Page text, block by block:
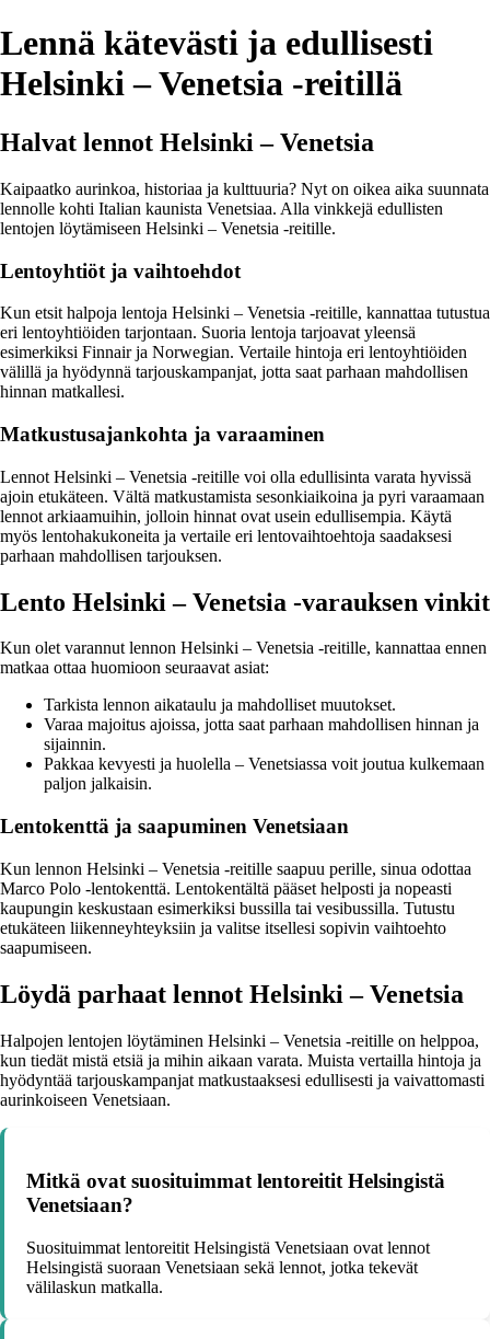
Lennä kätevästi ja edullisesti
Helsinki – Venetsia -reitillä
Halvat lennot Helsinki – Venetsia
Kaipaatko aurinkoa, historiaa ja kulttuuria? Nyt on oikea aika suunnata
lennolle kohti Italian kaunista Venetsiaa. Alla vinkkejä edullisten
lentojen löytämiseen Helsinki – Venetsia -reitille.
Lentoyhtiöt ja vaihtoehdot
Kun etsit halpoja lentoja Helsinki – Venetsia -reitille, kannattaa tutustua
eri lentoyhtiöiden tarjontaan. Suoria lentoja tarjoavat yleensä
esimerkiksi Finnair ja Norwegian. Vertaile hintoja eri lentoyhtiöiden
välillä ja hyödynnä tarjouskampanjat, jotta saat parhaan mahdollisen
hinnan matkallesi.
Matkustusajankohta ja varaaminen
Lennot Helsinki – Venetsia -reitille voi olla edullisinta varata hyvissä
ajoin etukäteen. Vältä matkustamista sesonkiaikoina ja pyri varaamaan
lennot arkiaamuihin, jolloin hinnat ovat usein edullisempia. Käytä
myös lentohakukoneita ja vertaile eri lentovaihtoehtoja saadaksesi
parhaan mahdollisen tarjouksen.
Lento Helsinki – Venetsia -varauksen vinkit
Kun olet varannut lennon Helsinki – Venetsia -reitille, kannattaa ennen
matkaa ottaa huomioon seuraavat asiat:
Tarkista lennon aikataulu ja mahdolliset muutokset.
Varaa majoitus ajoissa, jotta saat parhaan mahdollisen hinnan ja
sijainnin.
Pakkaa kevyesti ja huolella – Venetsiassa voit joutua kulkemaan
paljon jalkaisin.
Lentokenttä ja saapuminen Venetsiaan
Kun lennon Helsinki – Venetsia -reitille saapuu perille, sinua odottaa
Marco Polo -lentokenttä. Lentokentältä pääset helposti ja nopeasti
kaupungin keskustaan esimerkiksi bussilla tai vesibussilla. Tutustu
etukäteen liikenneyhteyksiin ja valitse itsellesi sopivin vaihtoehto
saapumiseen.
Löydä parhaat lennot Helsinki – Venetsia
Halpojen lentojen löytäminen Helsinki – Venetsia -reitille on helppoa,
kun tiedät mistä etsiä ja mihin aikaan varata. Muista vertailla hintoja ja
hyödyntää tarjouskampanjat matkustaaksesi edullisesti ja vaivattomasti
aurinkoiseen Venetsiaan.
Mitkä ovat suosituimmat lentoreitit Helsingistä
Venetsiaan?
Suosituimmat lentoreitit Helsingistä Venetsiaan ovat lennot
Helsingistä suoraan Venetsiaan sekä lennot, jotka tekevät
välilaskun matkalla.